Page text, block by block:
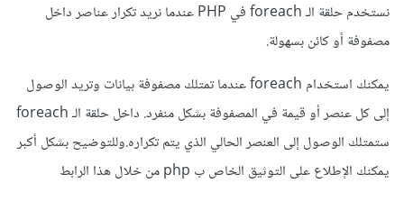
نستخدم حلقة الـ foreach في PHP عندما نريد تكرار عناصر داخل
مصفوفة أو كائن بسهولة.
يمكنك استخدام foreach عندما تمتلك مصفوفة بيانات وتريد الوصول
إلى كل عنصر أو قيمة في المصفوفة بشكل منفرد. داخل حلقة الـ foreach
ستمتلك الوصول إلى العنصر الحالي الذي يتم تكراره.وللتوضيح بشكل أكبر
يمكنك الإطلاع على التوثيق الخاص ب php من خلال هذا الرابط